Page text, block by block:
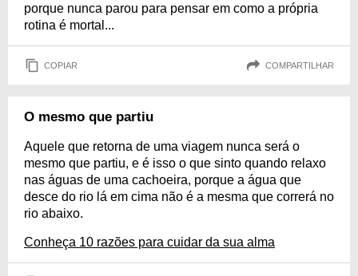
porque nunca parou para pensar em como a própria
rotina é mortal...
COPIAR COMPARTILHAR
O mesmo que partiu
Aquele que retorna de uma viagem nunca será o
mesmo que partiu, e é isso o que sinto quando relaxo
nas águas de uma cachoeira, porque a água que
desce do rio lá em cima não é a mesma que correrá no
rio abaixo.
Conheça 10 razões para cuidar da sua alma